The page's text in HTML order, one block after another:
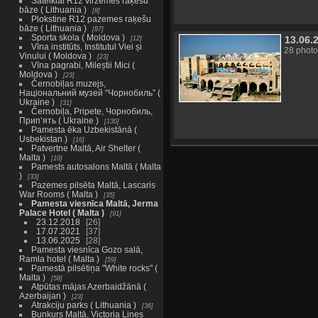
bāze ( Lithuania )
8
Plokstine R12 pazemes raķešu
bāze ( Lithuania )
87
Sporta skola ( Moldova ) 12
Vīna institūts, Institutul Viei și
Vinului ( Moldova )
23
Vīna pagrabi, Mileștii Mici (
Moldova )
23
Černobiļas muzejs,
Національний музей “Чорнобиль” (
Ukraine )
31
Černobiļa, Pripete, Чорнобиль,
Прип’ять ( Ukraine )
130
Pamesta ēka Uzbekistānā (
Usbekistan )
16
Patvertne Maltā, Air Shelter (
Malta )
10
Pamests autosalons Maltā ( Malta
)
33
Pazemes pilsēta Maltā, Lascaris
War Rooms ( Malta )
35
Pamesta viesnīca Maltā, Jerma
Palace Hotel ( Malta )
91
23.12.2018
26
17.07.2021
37
13.06.2025
28
Pamesta viesnīca Gozo salā,
Ramla hotel ( Malta )
59
Pamestā pilsētiņa "White rocks" (
Malta )
58
Atpūtas mājas Azerbaidžānā (
Azerbaijan )
23
Atrakciju parks ( Lithuania ) 36
Bunkurs Maltā, Victoria Lines
28